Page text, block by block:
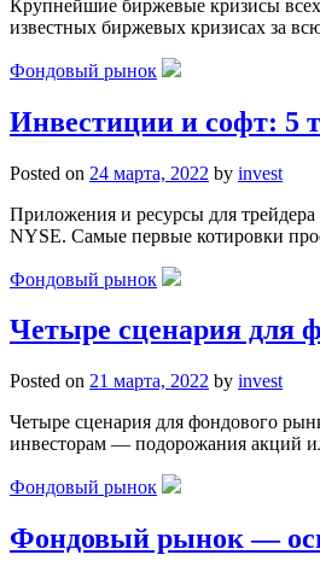
Крупнейшие биржевые кризисы всех
известных биржевых кризисах за
Фондовый рынок
Инвестиции и софт: 5
Posted on 24 марта, 2022 by invest
Приложения и ресурсы для
NYSE. Самые первые котировки
Фондовый рынок
Четыре сценария для
Posted on 21 марта, 2022 by invest
Четыре сценария для фондового
инвесторам — подорожания акций
Фондовый рынок
Фондовый рынок —